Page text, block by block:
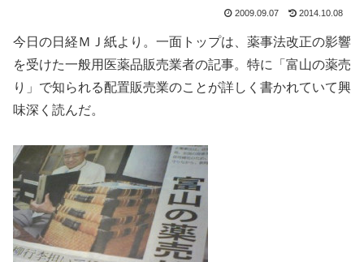
2009.09.07 2014.10.08
今日の日経ＭＪ紙より。一面トップは、薬事法改正の影響
を受けた一般用医薬品販売業者の記事。特に「富山の薬売
り」で知られる配置販売業のことが詳しく書かれていて興
味深く読んだ。